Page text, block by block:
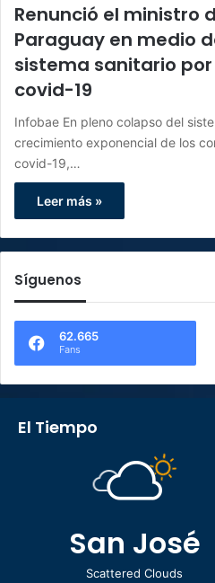
Renunció el ministro
Paraguay en medio
sistema sanitario
covid-19
Infobae En pleno colapso del
crecimiento exponencial de los
covid-19,…
Leer más »
Síguenos
62.665
Fans
El Tiempo
San José
Scattered Clouds